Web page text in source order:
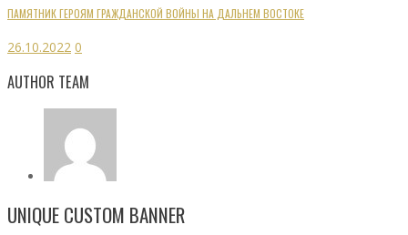
ПАМЯТНИК ГЕРОЯМ ГРАЖДАНСКОЙ ВОЙНЫ НА ДАЛЬНЕМ ВОСТОКЕ
26.10.2022 0
AUTHOR TEAM
UNIQUE CUSTOM BANNER